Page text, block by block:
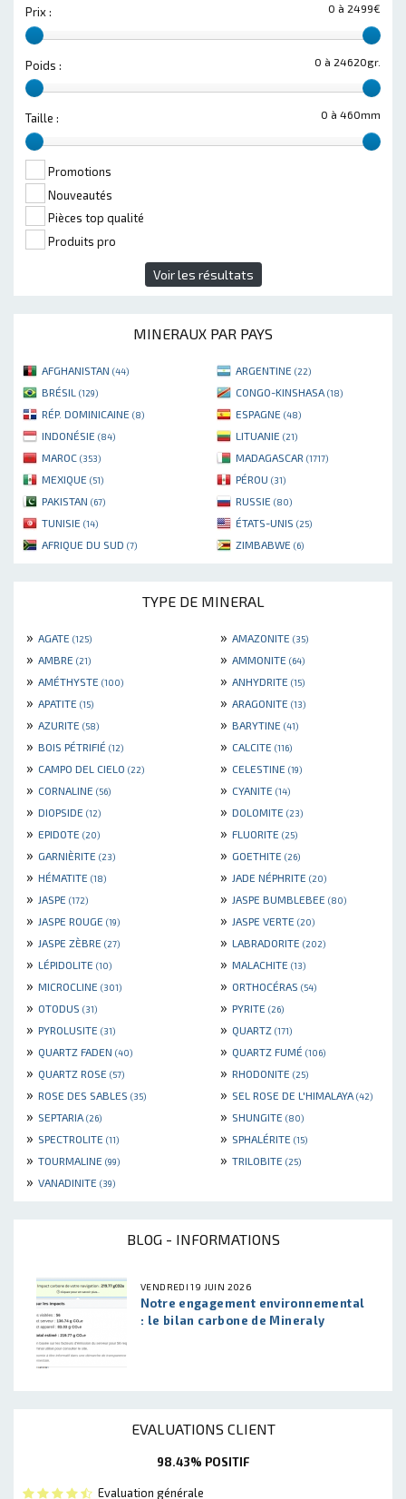
0 à 2499€
Prix :
0 à 24620gr.
Poids :
0 à 460mm
Taille :
Promotions
Nouveautés
Pièces top qualité
Produits pro
Voir les résultats
MINERAUX PAR PAYS
AFGHANISTAN (44) ARGENTINE (22)
BRÉSIL (129) CONGO-KINSHASA (18)
RÉP. DOMINICAINE (8) ESPAGNE (48)
INDONÉSIE (84) LITUANIE (21)
MAROC (353) MADAGASCAR (1717)
MEXIQUE (51) PÉROU (31)
PAKISTAN (67) RUSSIE (80)
TUNISIE (14) ÉTATS-UNIS (25)
AFRIQUE DU SUD (7) ZIMBABWE (6)
TYPE DE MINERAL
» AGATE (125) » AMAZONITE (35)
» AMBRE (21) » AMMONITE (64)
» AMÉTHYSTE (100) » ANHYDRITE (15)
» APATITE (15) » ARAGONITE (13)
» AZURITE (58) » BARYTINE (41)
» BOIS PÉTRIFIÉ (12) » CALCITE (116)
» CAMPO DEL CIELO (22) » CELESTINE (19)
» CORNALINE (56) » CYANITE (14)
» DIOPSIDE (12) » DOLOMITE (23)
» EPIDOTE (20) » FLUORITE (25)
» GARNIÈRITE (23) » GOETHITE (26)
» HÉMATITE (18) » JADE NÉPHRITE (20)
» JASPE (172) » JASPE BUMBLEBEE (80)
» JASPE ROUGE (19) » JASPE VERTE (20)
» JASPE ZÈBRE (27) » LABRADORITE (202)
» LÉPIDOLITE (10) » MALACHITE (13)
» MICROCLINE (301) » ORTHOCÉRAS (54)
» OTODUS (31) » PYRITE (26)
» PYROLUSITE (31) » QUARTZ (171)
» QUARTZ FADEN (40) » QUARTZ FUMÉ (106)
» QUARTZ ROSE (57) » RHODONITE (25)
» ROSE DES SABLES (35) » SEL ROSE DE L'HIMALAYA (42)
» SEPTARIA (26) » SHUNGITE (80)
» SPECTROLITE (11) » SPHALÉRITE (15)
» TOURMALINE (99) » TRILOBITE (25)
» VANADINITE (39)
BLOG - INFORMATIONS
VENDREDI 19 JUIN 2026
Notre engagement environnemental
: le bilan carbone de Mineraly
EVALUATIONS CLIENT
98.43% POSITIF
Evaluation générale